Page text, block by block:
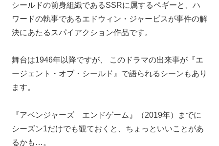
シールドの前身組織であるSSRに属するペギーと、ハ
ワードの執事であるエドウィン・ジャービスが事件の解
決にあたるスパイアクション作品です。
舞台は1946年以降ですが、 このドラマの出来事が『エ
ージェント・オブ・シールド』で語られるシーンもあり
ます。
『アベンジャーズ エンドゲーム』（2019年）までに
シーズン1だけでも観ておくと、ちょっといいことがあ
るかも…。